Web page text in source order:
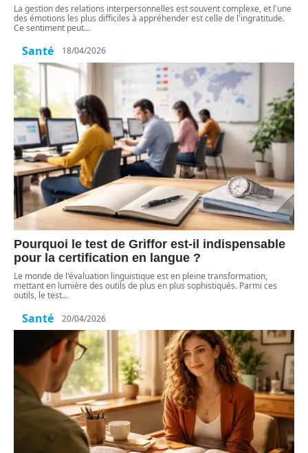
La gestion des relations interpersonnelles est souvent complexe, et l'une
des émotions les plus difficiles à appréhender est celle de l'ingratitude.
Ce sentiment peut…
Santé 18/04/2026
Pourquoi le test de Griffor est-il indispensable
pour la certification en langue ?
Le monde de l'évaluation linguistique est en pleine transformation,
mettant en lumière des outils de plus en plus sophistiqués. Parmi ces
outils, le test…
Santé 20/04/2026